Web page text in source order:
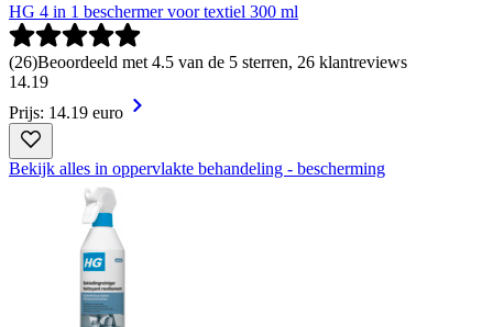
HG 4 in 1 beschermer voor textiel 300 ml
(26)Beoordeeld met 4.5 van de 5 sterren, 26 klantreviews
14.19
Prijs: 14.19 euro
Bekijk alles in oppervlakte behandeling - bescherming